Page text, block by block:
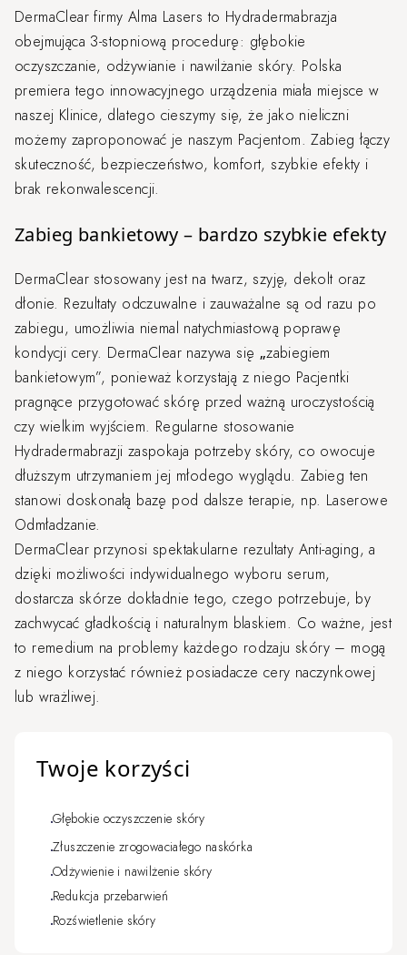
DermaClear firmy Alma Lasers to Hydradermabrazja
obejmująca 3-stopniową procedurę: głębokie
oczyszczanie, odżywianie i nawilżanie skóry. Polska
premiera tego innowacyjnego urządzenia miała miejsce w
naszej Klinice, dlatego cieszymy się, że jako nieliczni
możemy zaproponować je naszym Pacjentom. Zabieg łączy
skuteczność, bezpieczeństwo, komfort, szybkie efekty i
brak rekonwalescencji.
Zabieg bankietowy – bardzo szybkie efekty
DermaClear stosowany jest na twarz, szyję, dekolt oraz
dłonie. Rezultaty odczuwalne i zauważalne są od razu po
zabiegu, umożliwia niemal natychmiastową poprawę
kondycji cery. DermaClear nazywa się „zabiegiem
bankietowym”, ponieważ korzystają z niego Pacjentki
pragnące przygotować skórę przed ważną uroczystością
czy wielkim wyjściem. Regularne stosowanie
Hydradermabrazji zaspokaja potrzeby skóry, co owocuje
dłuższym utrzymaniem jej młodego wyglądu. Zabieg ten
stanowi doskonałą bazę pod dalsze terapie, np. Laserowe
Odmładzanie.
DermaClear przynosi spektakularne rezultaty Anti-aging, a
dzięki możliwości indywidualnego wyboru serum,
dostarcza skórze dokładnie tego, czego potrzebuje, by
zachwycać gładkością i naturalnym blaskiem. Co ważne, jest
to remedium na problemy każdego rodzaju skóry – mogą
z niego korzystać również posiadacze cery naczynkowej
lub wrażliwej.
Twoje korzyści
Głębokie oczyszczenie skóry
Złuszczenie zrogowaciałego naskórka
Odżywienie i nawilżenie skóry
Redukcja przebarwień
Rozświetlenie skóry